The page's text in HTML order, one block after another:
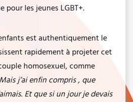
pour les jeunes LGBT+.
est authentiquement le
rapidement à projeter cet
homosexuel, comme
j’ai enfin compris , que
Et que si un jour je devais